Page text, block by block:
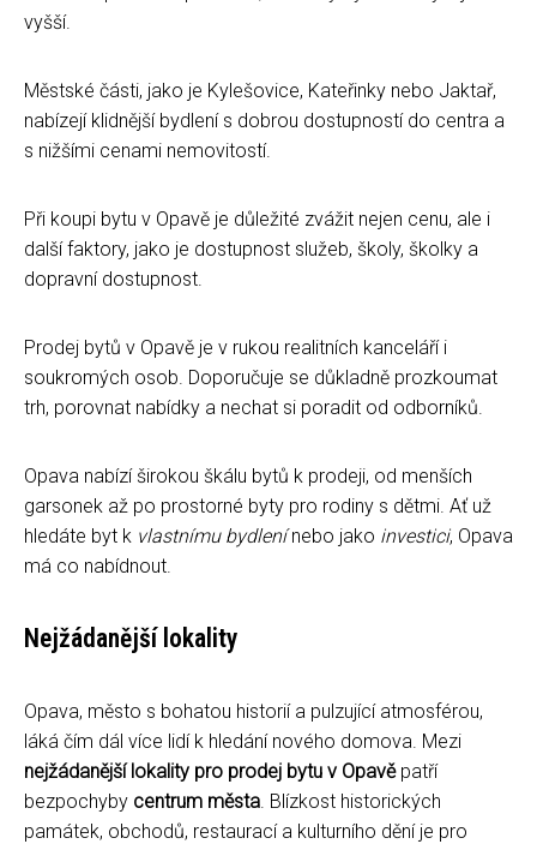
vyšší.
Městské části, jako je Kylešovice, Kateřinky nebo Jaktař,
nabízejí klidnější bydlení s dobrou dostupností do centra a
s nižšími cenami nemovitostí.
Při koupi bytu v Opavě je důležité zvážit nejen cenu, ale i
další faktory, jako je dostupnost služeb, školy, školky a
dopravní dostupnost.
Prodej bytů v Opavě je v rukou realitních kanceláří i
soukromých osob. Doporučuje se důkladně prozkoumat
trh, porovnat nabídky a nechat si poradit od odborníků.
Opava nabízí širokou škálu bytů k prodeji, od menších
garsonek až po prostorné byty pro rodiny s dětmi. Ať už
hledáte byt k vlastnímu bydlenínebo jako investici, Opava
má co nabídnout.
Nejžádanější lokality
Opava, město s bohatou historií a pulzující atmosférou,
láká čím dál více lidí k hledání nového domova. Mezi
nejžádanější lokality pro prodej bytu v Opavěpatří
bezpochyby centrum města . Blízkost historických
památek, obchodů, restaurací a kulturního dění je pro